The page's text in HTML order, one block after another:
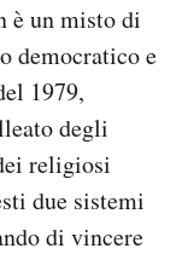
è un misto di
democratico e
1979,
degli
religiosi
due sistemi
di vincere